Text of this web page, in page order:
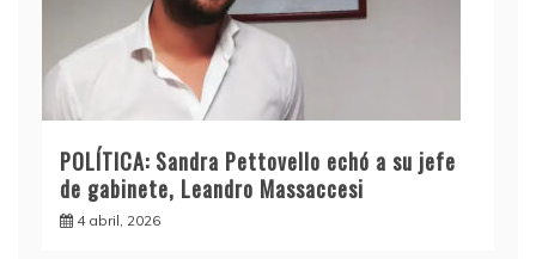
POLÍTICA: Sandra Pettovello echó a su jefe
de gabinete, Leandro Massaccesi
4 abril, 2026